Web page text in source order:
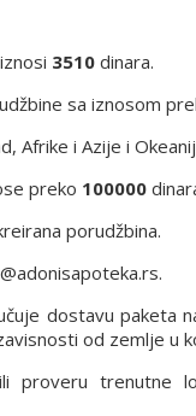
3510 dinara.
sa iznosom
Afrike i Azije i
preko 100000
porudžbina.
dostavu paketa
od zemlje u
proveru trenutne